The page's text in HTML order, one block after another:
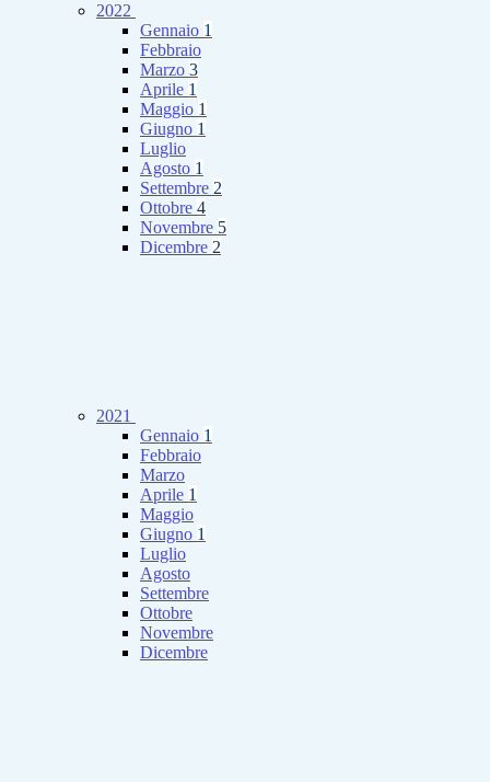
2022
Gennaio 1
Febbraio
Marzo 3
Aprile 1
Maggio 1
Giugno 1
Luglio
Agosto 1
Settembre 2
Ottobre 4
Novembre 5
Dicembre 2
2021
Gennaio 1
Febbraio
Marzo
Aprile 1
Maggio
Giugno 1
Luglio
Agosto
Settembre
Ottobre
Novembre
Dicembre